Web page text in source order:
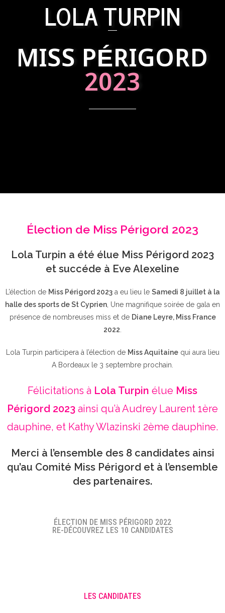
LOLA TURPIN
MISS PÉRIGORD
2023
Élection de Miss Périgord 2023
Lola Turpin a été élue Miss Périgord 2023
et succéde à Eve Alexeline
L’élection de Miss Périgord 2023a eu lieu le Samedi 8 juillet à la
halle des sports de St Cyprien , Une magnifique soirée de gala en
présence de nombreuses miss et de Diane Leyre, Miss France
2022
Lola Turpin participera à l’élection de Miss Aquitainequi aura lieu
A Bordeaux le 3 septembre prochain.
Félicitations à Lola Turpin élue Miss
Périgord 2023 ainsi qu’à Audrey Laurent 1ère
dauphine, et Kathy Wlazinski 2ème dauphine.
Merci à l’ensemble des 8 candidates ainsi
qu’au Comité Miss Périgord et à l’ensemble
des partenaires.
ÉLECTION DE MISS PÉRIGORD 2022
RE-DÉCOUVREZ LES 10 CANDIDATES
LES CANDIDATES